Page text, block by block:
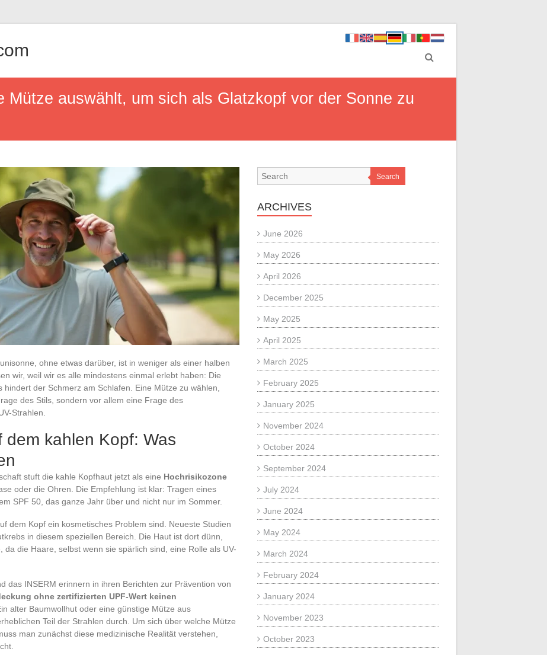
Mütze auswählt, um sich als Glatzkopf vor der Sonne zu
ohne etwas darüber, ist in weniger als einer halben
wir, weil wir es alle mindestens einmal erlebt haben: Die
der Schmerz am Schlafen. Eine Mütze zu wählen,
des Stils, sondern vor allem eine Frage des
Strahlen.
dem kahlen Kopf: Was
stuft die kahle Kopfhaut jetzt als eine Hochrisikozone
oder die Ohren. Die Empfehlung ist klar: Tragen eines
SPF 50, das ganze Jahr über und nicht nur im Sommer.
dem Kopf ein kosmetisches Problem sind. Neueste Studien
in diesem speziellen Bereich. Die Haut ist dort dünn,
die Haare, selbst wenn sie spärlich sind, eine Rolle als UV-
das INSERM erinnern in ihren Berichten zur Prävention von
ohne zertifizierten UPF-Wert keinen
alter Baumwollhut oder eine günstige Mütze aus
Teil der Strahlen durch. Um sich über welche Mütze
man zunächst diese medizinische Realität verstehen,
Search
ARCHIVES
June 2026
May 2026
April 2026
December 2025
May 2025
April 2025
March 2025
February 2025
January 2025
November 2024
October 2024
September 2024
July 2024
June 2024
May 2024
March 2024
February 2024
January 2024
November 2023
October 2023